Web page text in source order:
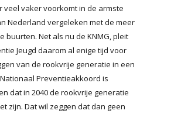
veel vaker voorkomt in de armste
Nederland vergeleken met de meer
buurten. Net als nu de KNMG, pleit
Jeugd daarom al enige tijd voor
van de rookvrije generatie in een
Preventieakkoord is
dat in 2040 de rookvrije generatie
zijn. Dat wil zeggen dat dan geen